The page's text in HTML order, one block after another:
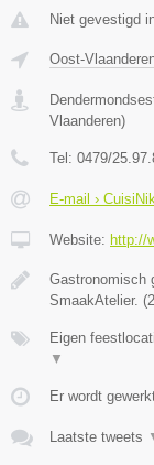
Niet gevestigd
Oost-
Vlaanderen)
Tel: 0479/
E-mail ›
Website: http://
Gastronomisch
SmaakAtelier.
Eigen
▼
Er wordt
Laatste tweets